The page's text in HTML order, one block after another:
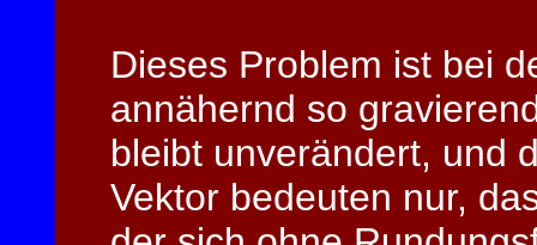
Dieses Problem ist bei
annähernd so
bleibt unverändert, und
Vektor bedeuten nur,